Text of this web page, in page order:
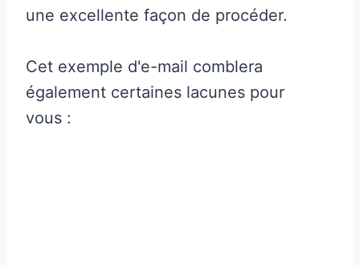
une excellente façon de procéder.
Cet exemple d'e-mail comblera
également certaines lacunes pour
vous :